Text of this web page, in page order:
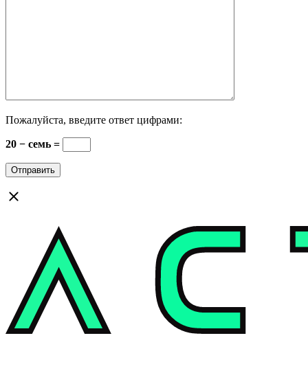
Пожалуйста, введите ответ цифрами:
20 − семь =